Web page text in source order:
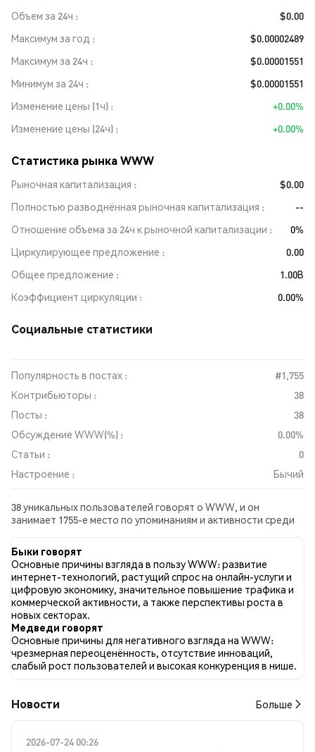
Объем за 24ч
$0.00
Максимум за год
$0.00002489
Максимум за 24ч
$0.00001551
Минимум за 24ч
$0.00001551
Изменение цены (1ч)
+0.00%
Изменение цены (24ч)
+0.00%
Статистика рынка WWW
Рыночная капитализация
$0.00
Полностью разводнённая рыночная капитализация
--
Отношение объема за 24ч к рыночной капитализации
0%
Циркулирующее предложение
0.00
Общее предложение
1.00B
Коэффициент циркуляции
0.00%
Социальные статистики
Популярность в постах :
#1,755
Контрибьюторы :
38
Посты :
38
Обсуждение WWW(%) :
0.00%
Статьи :
0
Настроение :
Бычий
38 уникальных пользователей говорят о WWW, и он
занимает 1755-е место по упоминаниям и активности среди
отношении WWW во всех социальных сетях было Бычий.
Всего было опубликовано 0 новостных статей о WWW. В
Twitter 14.29% твитов имели бычий настрой по сравнению с
8.07% твитов с медвежьим настроем по WWW. 77.64%
твитов были нейтральными по отношению к WWW. Эти
данные основаны на 161 твитах.
Быки говорят
Основные причины взгляда в пользу WWW: развитие
интернет-технологий, растущий спрос на онлайн-услуги и
цифровую экономику, значительное повышение трафика и
коммерческой активности, а также перспективы роста в
новых секторах.
Медведи говорят
Основные причины для негативного взгляда на WWW:
чрезмерная переоценённость, отсутствие инноваций,
слабый рост пользователей и высокая конкуренция в нише.
Новости Больше
2026-07-24 00:26